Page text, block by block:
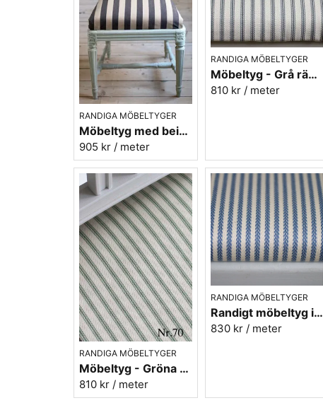
RANDIGA MÖBELTYGER
Möbeltyg med beige/svarta ränder - Stor rand nr.591
905 kr / meter
RANDIGA MÖBELTYGER
Möbeltyg - Grå ränder - Ellinor nr.90
810 kr / meter
RANDIGA MÖBELTYGER
Möbeltyg - Gröna ränder - Ellinor nr.70
810 kr / meter
RANDIGA MÖBELTYGER
Randigt möbeltyg i blått - Sofia Rand nr.50
830 kr / meter